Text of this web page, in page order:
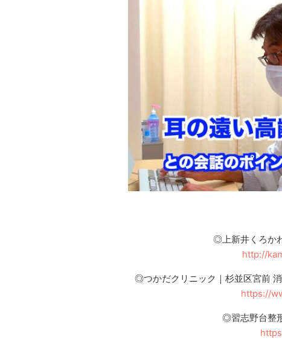
◎上新井くろか
http://
◎つかだクリニック｜杉並区宮前
https://
◎習志野台整